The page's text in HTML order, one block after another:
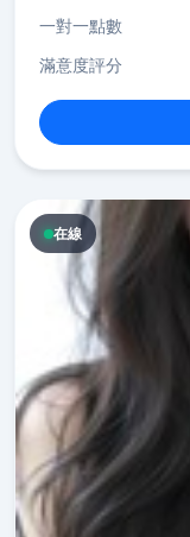
一對一點數
滿意度評分
在線